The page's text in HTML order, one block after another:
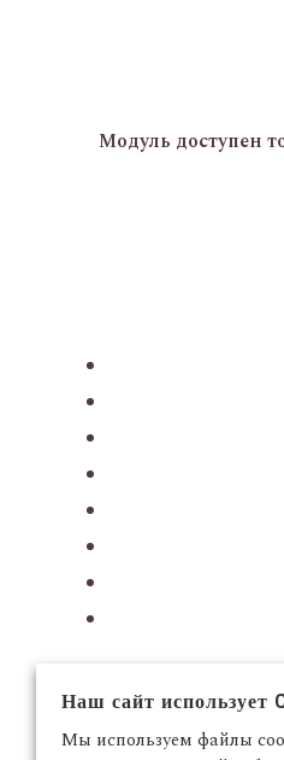
Модуль доступен
Наш сайт использует
Мы используем файлы